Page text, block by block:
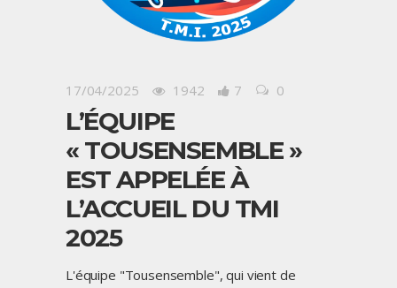
17/04/2025 1942 7 0
L’ÉQUIPE
« TOUSENSEMBLE »
EST APPELÉE À
L’ACCUEIL DU TMI
2025
L'équipe "Tousensemble", qui vient de